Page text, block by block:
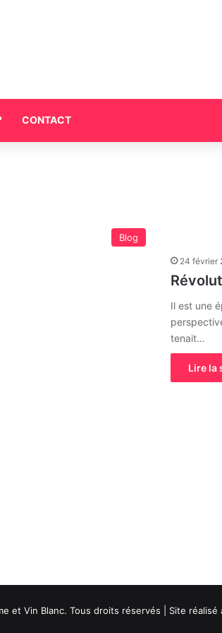
CONTACT
Blog
24 février
Il est une
tenait…
Lire la
et Vin Blanc. Tous droits réservés | Site réalisé